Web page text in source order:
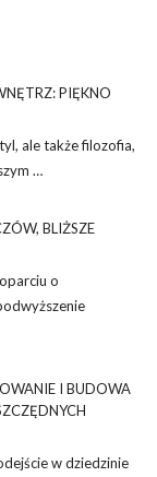
PIĘKNO
ale także filozofia,
…
BLIŻSZE
o
I BUDOWA
w dziedzinie